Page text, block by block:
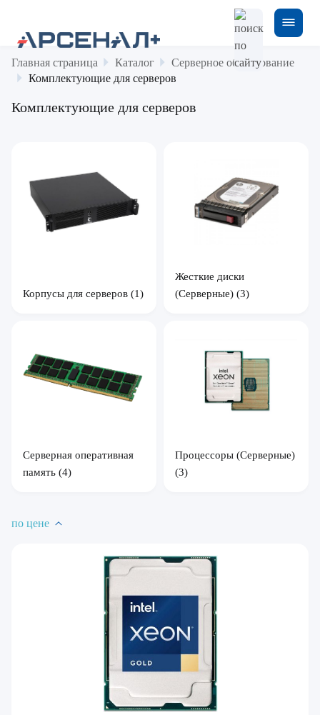
Главная страница Каталог
Серверное оборудование
Комплектующие для серверов
Комплектующие для серверов
Корпусы для серверов (1)
Жесткие диски
(Серверные) (3)
Серверная оперативная
память (4)
Процессоры (Серверные)
(3)
по цене